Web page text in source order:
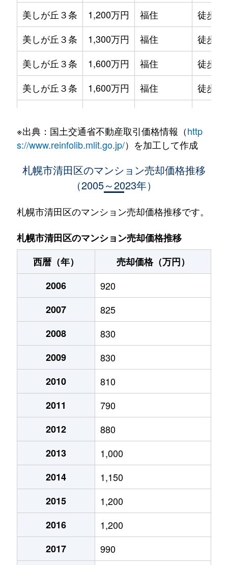
美しが丘３条
1,200万円 福住
徒歩1
美しが丘３条
1,300万円 福住
徒歩1
美しが丘３条
1,600万円 福住
徒歩1
美しが丘３条
1,600万円 福住
徒歩1
北野２条
1,300万円 南郷18丁目
徒歩
1,900万円 大谷地
北野６条
3,500万円 大谷地
徒歩
北野６条
2,700万円 大谷地
北野６条
2,800万円 南郷18丁目
清田１条
1,300万円
清田２条
1,400万円
里塚１条
1,300万円
里塚２条
200万円
里塚２条
550万円
真栄１条
1,400万円
真栄１条
1,300万円
真栄１条
1,500万円
真栄１条
2,000万円
真栄５条
590万円
平岡１条
890万円
平岡１条
2,500万円
※出典：国土交通省不動産取引価格情報（http
s://www.reinfolib.mlit.go.jp/）を加工して作成
札幌市清田区のマンション売却価格推移
（2005～2023年）
札幌市清田区のマンション売却価格推移です。
札幌市清田区のマンション売却価格推移
西暦（年）
売却価格（万円）
2006
920
2007
825
2008
830
2009
830
2010
810
2011
790
2012
880
2013
1,000
2014
1,150
2015
1,200
2016
1,200
2017
990